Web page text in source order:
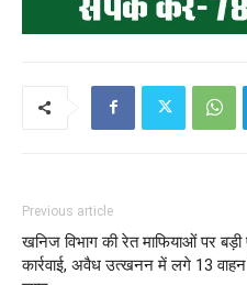
Previous article
खनिज विभाग की रेत माफियाओं पर बड़ी
कार्रवाई, अवैध उत्खनन में लगे 13 वाहन